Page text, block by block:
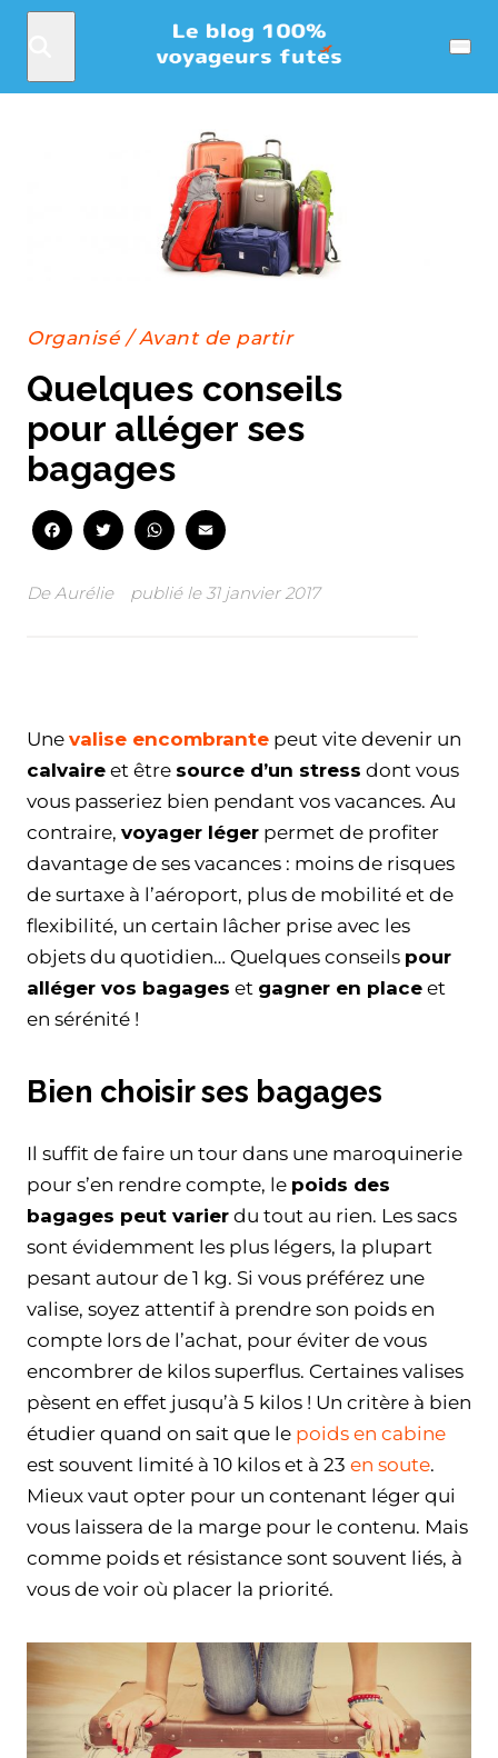
Menu
Organisé/Avant de partir
Quelques conseils
pour alléger ses
bagages
FacebookTwitterWhatsApp
De Aurélie publié le31 janvier 2017
Une valise encombrante peut vite devenir un
calvaire et être source d’un stress dont vous
vous passeriez bien pendant vos vacances. Au
contraire, voyager léger permet de profiter
davantage de ses vacances : moins de risques
de surtaxe à l’aéroport, plus de mobilité et de
flexibilité, un certain lâcher prise avec les
objets du quotidien… Quelques conseils pour
alléger vos bagages et gagner en place et
en sérénité !
Bien choisir ses bagages
Il suffit de faire un tour dans une maroquinerie
pour s’en rendre compte, le poids des
bagages peut varier du tout au rien. Les sacs
sont évidemment les plus légers, la plupart
pesant autour de 1 kg. Si vous préférez une
valise, soyez attentif à prendre son poids en
compte lors de l’achat, pour éviter de vous
encombrer de kilos superflus. Certaines valises
pèsent en effet jusqu’à 5 kilos ! Un critère à bien
étudier quand on sait que le poids en cabine
est souvent limité à 10 kilos et à 23 en soute.
Mieux vaut opter pour un contenant léger qui
vous laissera de la marge pour le contenu. Mais
comme poids et résistance sont souvent liés, à
vous de voir où placer la priorité.